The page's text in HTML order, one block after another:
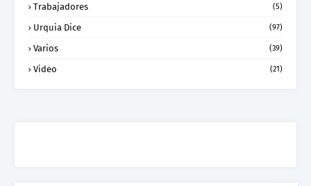
Trabajadores (5)
Urquia Dice (97)
Varios (39)
Video (21)